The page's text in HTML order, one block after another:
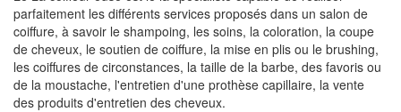
parfaitement les différents services proposés dans un salon de
coiffure, à savoir le shampoing, les soins, la coloration, la coupe
de cheveux, le soutien de coiffure, la mise en plis ou le brushing,
les coiffures de circonstances, la taille de la barbe, des favoris ou
de la moustache, l'entretien d'une prothèse capillaire, la vente
des produits d'entretien des cheveux.